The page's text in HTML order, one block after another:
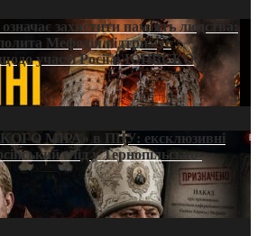
захистити пам’ять людства:
Мефодія підтримує
участі Росії в ЮНЕСКО
МІРА» в ПЦУ: ексклюзивні
слід у Тернопільсько-